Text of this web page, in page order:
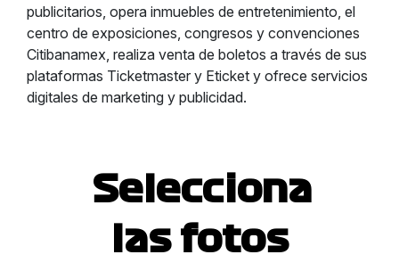
publicitarios, opera inmuebles de entretenimiento, el
centro de exposiciones, congresos y convenciones
Citibanamex, realiza venta de boletos a través de sus
plataformas Ticketmaster y Eticket y ofrece servicios
digitales de marketing y publicidad.
Selecciona
las fotos